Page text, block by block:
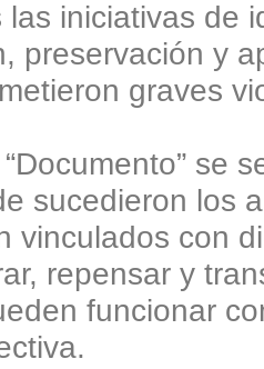
las iniciativas de
preservación y
graves
se
sucedieron los
vinculados con
repensar y
funcionar